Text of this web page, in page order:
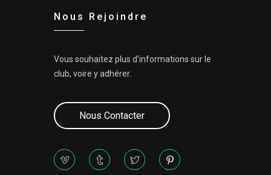
Nous Rejoindre
Vous souhaitez plus d'informations sur le
club, voire y adhérer.
Nous Contacter